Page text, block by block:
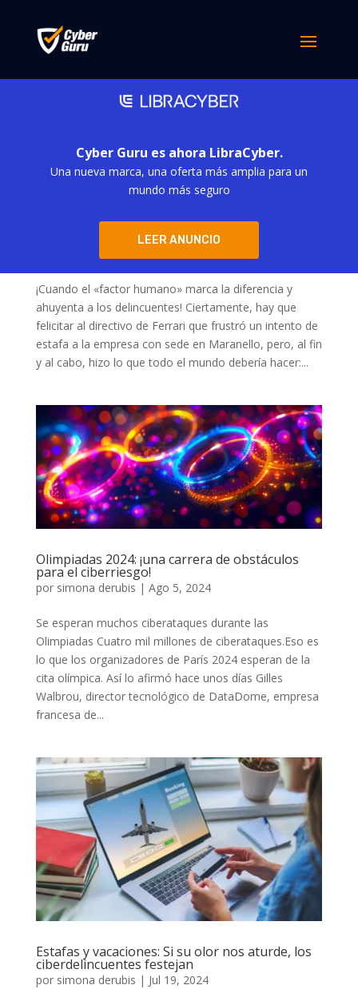
Cyber Guru es ahora LibraCyber.
Una nueva marca, una oferta más amplia para un
mundo más seguro
LEER ANUNCIO
Deepfake: estafa a Ferrari frustrada
¡Cuando el «factor humano» marca la diferencia y
ahuyenta a los delincuentes! Ciertamente, hay que
felicitar al directivo de Ferrari que frustró un intento de
estafa a la empresa con sede en Maranello, pero, al fin
y al cabo, hizo lo que todo el mundo debería hacer:...
Olimpiadas 2024: ¡una carrera de obstáculos
para el ciberriesgo!
por simona derubis | Ago 5, 2024
Se esperan muchos ciberataques durante las
Olimpiadas Cuatro mil millones de ciberataques.Eso es
lo que los organizadores de París 2024 esperan de la
cita olímpica. Así lo afirmó hace unos días Gilles
Walbrou, director tecnológico de DataDome, empresa
francesa de...
Estafas y vacaciones: Si su olor nos aturde, los
ciberdelincuentes festejan
por simona derubis | Jul 19, 2024